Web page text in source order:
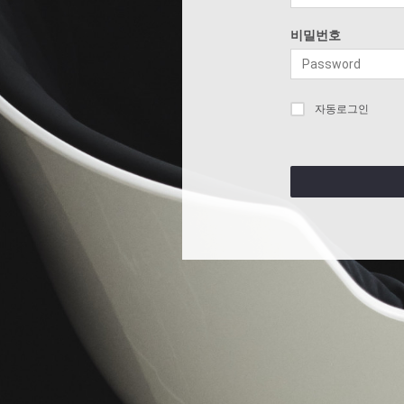
비밀번호
자동로그인